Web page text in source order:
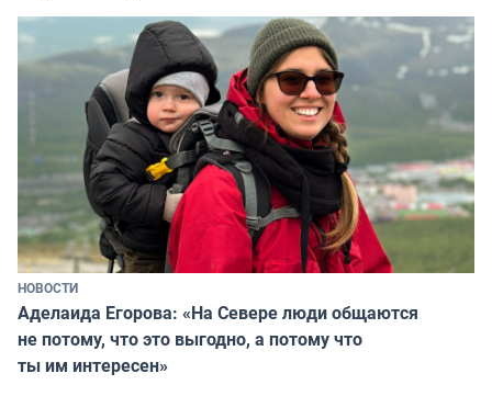
НОВОСТИ
Аделаида Егорова: «На Севере люди общаются
не потому, что это выгодно, а потому что
ты им интересен»